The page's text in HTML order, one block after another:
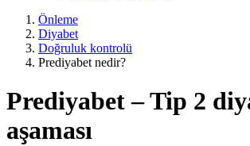
Önleme
Diyabet
Doğruluk kontrolü
Prediyabet nedir?
Prediyabet – Tip 2
aşaması